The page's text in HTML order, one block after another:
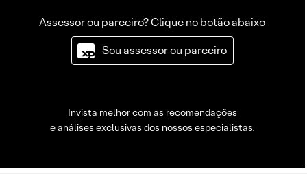
Assessor ou parceiro? Clique no botão abaixo
Sou assessor ou parceiro
Invista melhor com as recomendações
e análises exclusivas dos nossos especialistas.